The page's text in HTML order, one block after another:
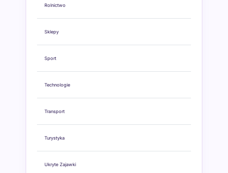
Rolnictwo
Sklepy
Sport
Technologie
Transport
Turystyka
Ukryte Zajawki